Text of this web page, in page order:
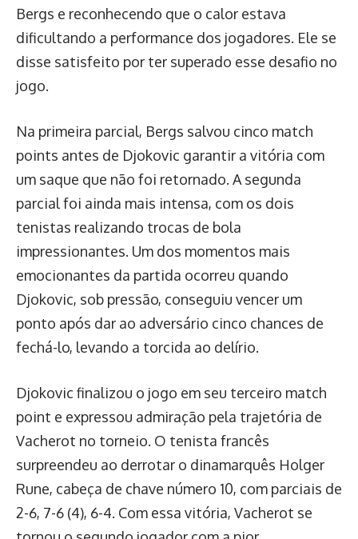
Bergs e reconhecendo que o calor estava
dificultando a performance dos jogadores. Ele se
disse satisfeito por ter superado esse desafio no
jogo.
Na primeira parcial, Bergs salvou cinco match
points antes de Djokovic garantir a vitória com
um saque que não foi retornado. A segunda
parcial foi ainda mais intensa, com os dois
tenistas realizando trocas de bola
impressionantes. Um dos momentos mais
emocionantes da partida ocorreu quando
Djokovic, sob pressão, conseguiu vencer um
ponto após dar ao adversário cinco chances de
fechá-lo, levando a torcida ao delírio.
Djokovic finalizou o jogo em seu terceiro match
point e expressou admiração pela trajetória de
Vacherot no torneio. O tenista francês
surpreendeu ao derrotar o dinamarquês Holger
Rune, cabeça de chave número 10, com parciais de
2-6, 7-6 (4), 6-4. Com essa vitória, Vacherot se